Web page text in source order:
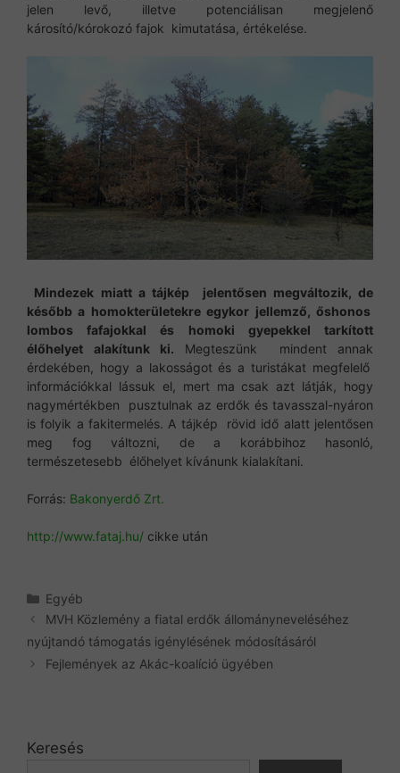
jelen levő, illetve potenciálisan megjelenő
károsító/kórokozó fajok kimutatása, értékelése.
Mindezek miatt a tájkép jelentősen megváltozik, de
később a homokterületekre egykor jellemző, őshonos
lombos fafajokkal és homoki gyepekkel tarkított
élőhelyet alakítunk ki. Megteszünk mindent annak
érdekében, hogy a lakosságot és a turistákat megfelelő
információkkal lássuk el, mert ma csak azt látják, hogy
nagymértékben pusztulnak az erdők és tavasszal-nyáron
is folyik a fakitermelés. A tájkép rövid idő alatt jelentősen
meg fog változni, de a korábbihoz hasonló,
természetesebb élőhelyet kívánunk kialakítani.
Forrás: Bakonyerdő Zrt.
http://www.fataj.hu/ cikke után
Kategória
Egyéb
MVH Közlemény a fiatal erdők állományne​veléséhez
nyújtandó támogatás igénylésén​ek módosításá​ról
Fejlemények az Akác-koalíció ügyében
Keresés